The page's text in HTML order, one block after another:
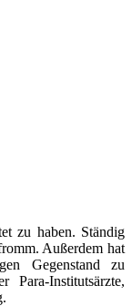
zu haben. Ständig
Außerdem hat
Gegenstand zu
Institutsärzte,